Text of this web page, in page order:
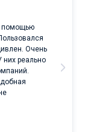
помощью
Очень
реально